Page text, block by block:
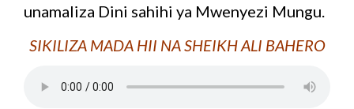
unamaliza Dini sahihi ya Mwenyezi Mungu.
SIKILIZA MADA HII NA SHEIKH ALI BAHERO